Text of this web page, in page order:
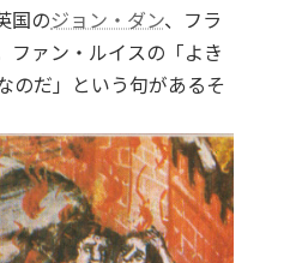
国のジョン・ダン、フラ
ファン・ルイスの「よき
のだ」という句があるそ